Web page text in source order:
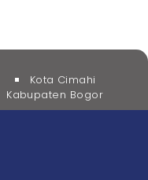
Kota Cimahi
Kabupaten Bogor